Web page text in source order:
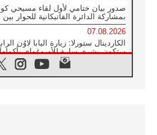
صدور بيان ختامي لأول لقاء مسيحي
بمشاركة الدائرة الفاتيكانية للحوار بين
07.08.2026
الكاردينال ستورلا: زيارة البابا لاوُن
ستكون بشرى سارة للأوروغواي بأكملها
الفاتيكان يعلن برنامج الزيارة الرسولية